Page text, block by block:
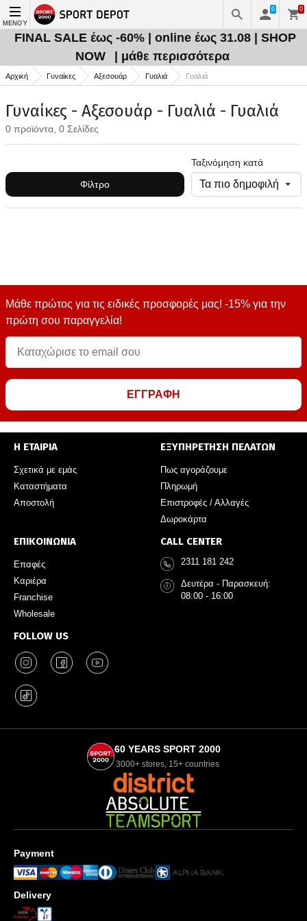
ΜΕΝΟΎ
0 0
FINAL SALE έως -60% | online έως 31.08 | SHOP
NOW
| μάθε περισσότερα
Αρχική Γυναίκες Αξεσουάρ Γυαλιά Γυαλιά
Γυναίκες - Αξεσουάρ - Γυαλιά - Γυαλιά
0 προϊόντα, 0 Σελίδες
Φίλτρο
Ταξινόμηση κατά
Μάθε πρώτος για τις ειδικές προσφορές μας! -15% για την
πρώτη σου παραγγελία!
ΕΓΓΡΑΦΗ
Η ΕΤΑΙΡΙΑ
Σχετικά με εμάς
Καταστήματα
Αποστολή
ΕΞΥΠΗΡΕΤΗΣΗ ΠΕΛΑΤΩΝ
Πως αγοράζουμε
Πληρωμή
Επιστροφές / Αλλαγές
Δωροκάρτα
ΕΠΙΚΟΙΝΩΝΙΑ
Επαφές
Καριέρα
Franchise
Wholesale
FOLLOW US
CALL CENTER
2311 181 242
Δευτέρα - Παρασκευή:
08:00 - 16:00
60 YEARS SPORT 2000
3000+ stores, 15+ countries
Payment
Delivery